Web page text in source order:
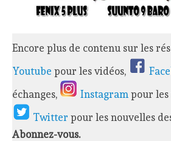
Encore plus de contenu sur les
Youtube pour les vidéos,
échanges,
Instagrampour les
Twitterpour les nouvelles
Abonnez-vous.